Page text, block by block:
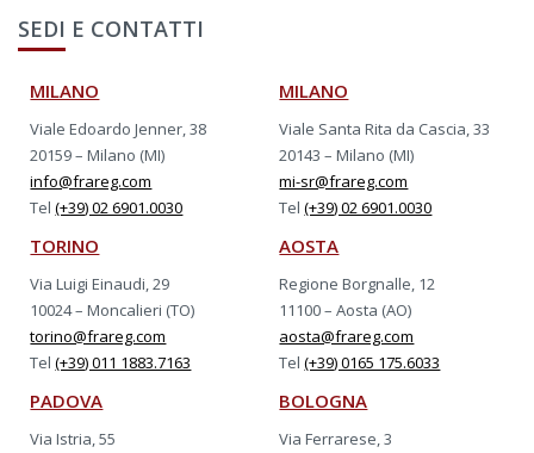
SEDI E CONTATTI
MILANO
Viale Edoardo Jenner, 38
20159 – Milano (MI)
info@frareg.com
Tel(+39) 02 6901.0030
MILANO
Viale Santa Rita da Cascia, 33
20143 – Milano (MI)
mi-sr@frareg.com
Tel(+39) 02 6901.0030
TORINO
Via Luigi Einaudi, 29
10024 – Moncalieri (TO)
torino@frareg.com
Tel(+39) 011 1883.7163
AOSTA
Regione Borgnalle, 12
11100 – Aosta (AO)
aosta@frareg.com
Tel(+39) 0165 175.6033
PADOVA
Via Istria, 55
BOLOGNA
Via Ferrarese, 3